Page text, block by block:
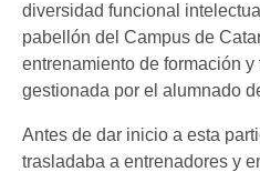
diversidad funcional
pabellón del Campus de
entrenamiento de formación
gestionada por el alumnado
Antes de dar inicio a esta
trasladaba a entrenadores y